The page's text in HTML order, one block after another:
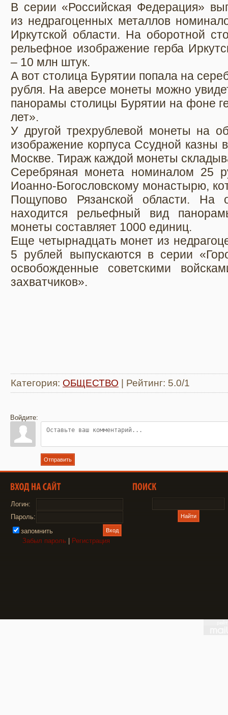
В серии «Российская Федерация»
из недрагоценных металлов
Иркутской области. На оборотной
рельефное изображение герба
– 10 млн штук.
А вот столица Бурятии попала на
рубля. На аверсе монеты можно
панорамы столицы Бурятии на фоне
лет».
У другой трехрублевой монеты на
изображение корпуса Ссудной казны
Москве. Тираж каждой монеты
Серебряная монета номиналом 25
Иоанно-Богословскому монастырю,
Пощупово Рязанской области. На
находится рельефный вид
монеты составляет 1000 единиц.
Еще четырнадцать монет из
5 рублей выпускаются в серии
освобожденные советскими
захватчиков».
Категория: ОБЩЕСТВО Рейтинг: 5.0/1
Войдите:
Отправить
Логин:
Пароль:
запомнить
Забыл пароль
Регистрация